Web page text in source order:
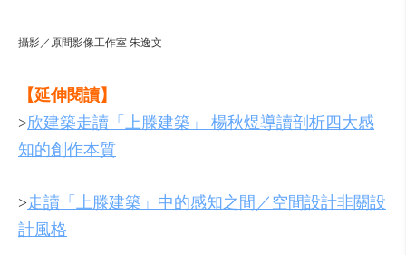
攝影／原間影像工作室 朱逸文
【延伸閱讀】
>欣建築走讀「上滕建築」 楊秋煜導讀剖析四大感
知的創作本質
>走讀「上滕建築」中的感知之間／空間設計非關設
計風格